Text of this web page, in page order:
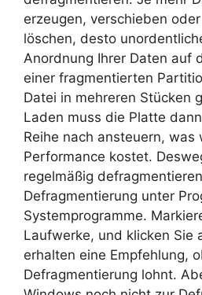
erzeugen, verschieben oder
löschen, desto
Anordnung Ihrer Daten auf
einer fragmentierten
Datei in mehreren Stücken
Laden muss die Platte
Reihe nach ansteuern, was
Performance kostet.
regelmäßig
Defragmentierung unter
Systemprogramme.
Laufwerke, und klicken Sie
erhalten eine Empfehlung,
Defragmentierung lohnt.